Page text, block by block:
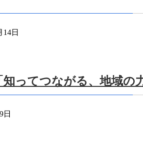
14日
知ってつながる、地域の
日